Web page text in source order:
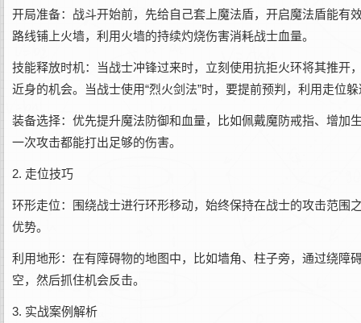
开局准备：战斗开始前，先给自己套上魔法盾，开启魔法盾能有
路线铺上火墙，利用火墙的持续灼烧伤害消耗战士血量。
技能释放时机：当战士冲锋过来时，立刻使用抗拒火环将其推开
近身的机会。当战士使用“烈火剑法”时，要提前预判，利用走位
装备选择：优先提升魔法防御和血量，比如佩戴魔防戒指、增加
一次攻击都能打出足够的伤害。
2. 走位技巧
环形走位：围绕战士进行环形移动，始终保持在战士的攻击范围
优势。
利用地形：在有障碍物的地图中，比如墙角、柱子旁，通过绕障
空，然后抓住机会反击。
3. 实战案例解析